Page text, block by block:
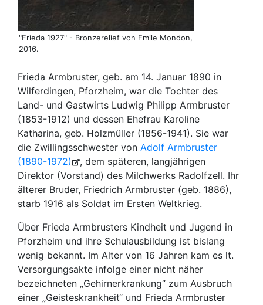
"Frieda 1927" - Bronzerelief von Emile Mondon,
2016.
Frieda Armbruster, geb. am 14. Januar 1890 in
Wilferdingen, Pforzheim, war die Tochter des
Land- und Gastwirts Ludwig Philipp Armbruster
(1853-1912) und dessen Ehefrau Karoline
Katharina, geb. Holzmüller (1856-1941). Sie war
die Zwillingsschwester von Adolf Armbruster
(1890-1972)
, dem späteren, langjährigen
Direktor (Vorstand) des Milchwerks Radolfzell. Ihr
älterer Bruder, Friedrich Armbruster (geb. 1886),
starb 1916 als Soldat im Ersten Weltkrieg.
Über Frieda Armbrusters Kindheit und Jugend in
Pforzheim und ihre Schulausbildung ist bislang
wenig bekannt. Im Alter von 16 Jahren kam es lt.
Versorgungsakte infolge einer nicht näher
bezeichneten „Gehirnerkrankung“ zum Ausbruch
einer „Geisteskrankheit“ und Frieda Armbruster